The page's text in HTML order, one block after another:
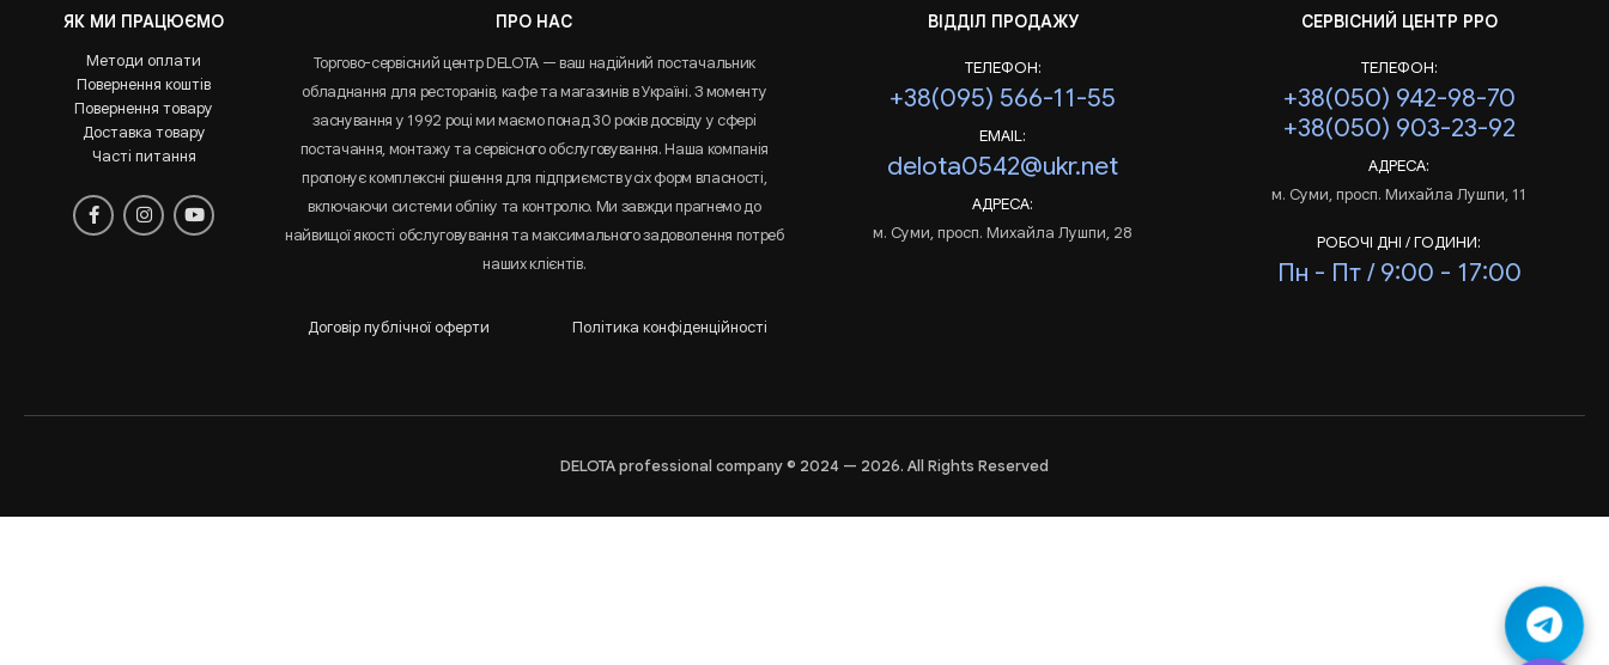
ЯК МИ ПРАЦЮЄМО
Методи оплати
Повернення коштів
Повернення товару
Доставка товару
Часті питання
ПРО НАС
Торгово-сервісний центр DELOTA — ваш надійний постачальник
обладнання для ресторанів, кафе та магазинів в Україні. З моменту
заснування у 1992 році ми маємо понад 30 років досвіду у сфері
постачання, монтажу та сервісного обслуговування. Наша компанія
пропонує комплексні рішення для підприємств усіх форм власності,
включаючи системи обліку та контролю. Ми завжди прагнемо до
найвищої якості обслуговування та максимального задоволення потреб
наших клієнтів.
Договір публічної оферти Політика конфіденційності
ВІДДІЛ ПРОДАЖУ
ТЕЛЕФОН:
+38(095) 566-11-55
EMAIL:
delota0542@ukr.net
АДРЕСА:
м. Суми, просп. Михайла Лушпи, 28
СЕРВІСНИЙ ЦЕНТР РРО
ТЕЛЕФОН:
+38(050) 942-98-70
+38(050) 903-23-92
АДРЕСА:
м. Суми, просп. Михайла Лушпи, 11
РОБОЧІ ДНІ / ГОДИНИ:
Пн - Пт / 9:00 - 17:00
DELOTA professional company © 2024 — 2026. All Rights Reserved